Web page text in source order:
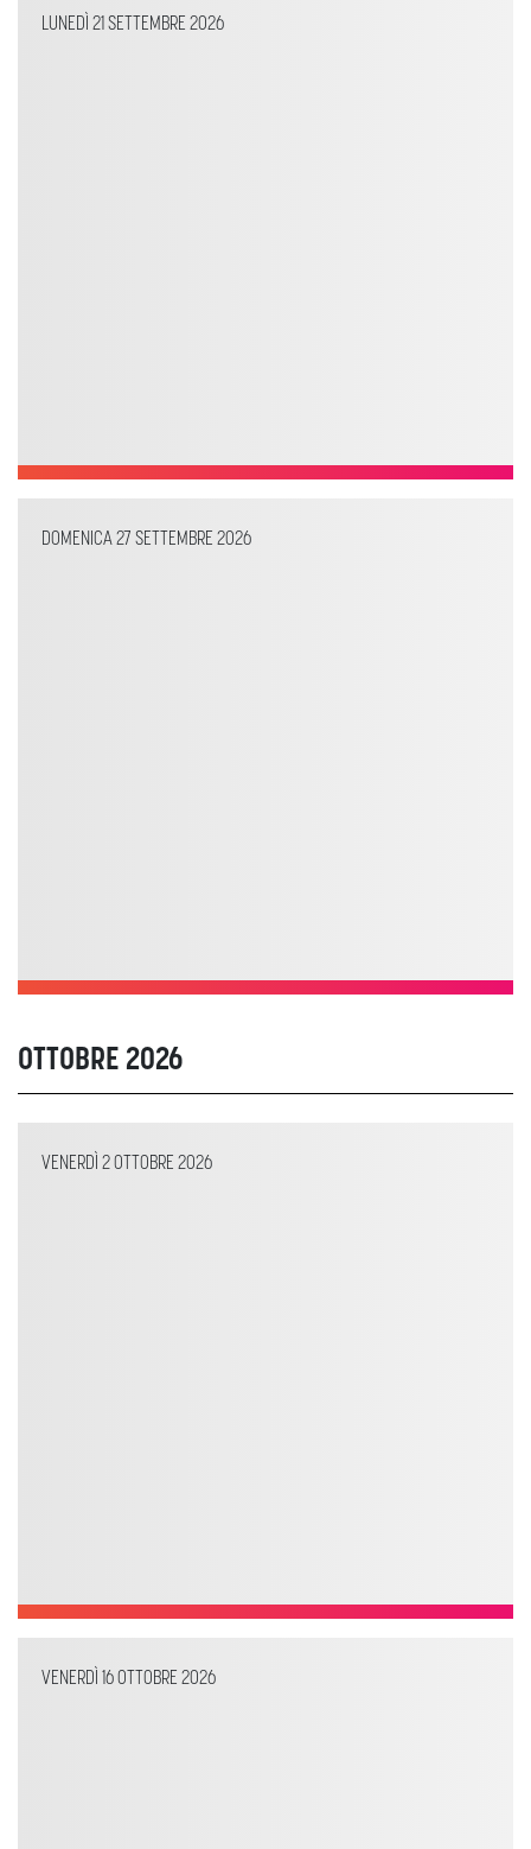
LUNEDÌ 21 SETTEMBRE 2026
DOMENICA 27 SETTEMBRE 2026
OTTOBRE 2026
VENERDÌ 2 OTTOBRE 2026
VENERDÌ 16 OTTOBRE 2026